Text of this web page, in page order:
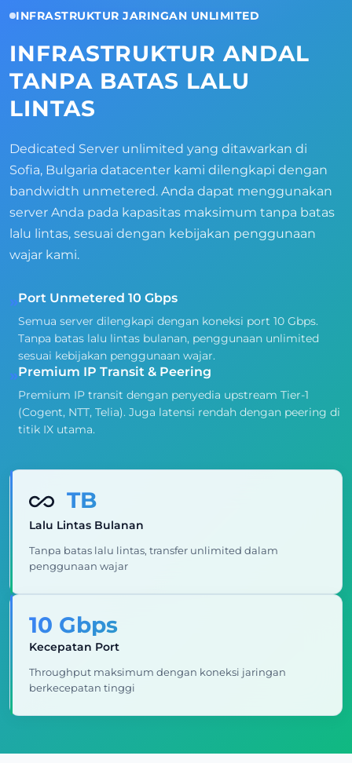
INFRASTRUKTUR JARINGAN UNLIMITED
INFRASTRUKTUR ANDAL
TANPA BATAS LALU
LINTAS
Dedicated Server unlimited yang ditawarkan di
Sofia, Bulgaria datacenter kami dilengkapi dengan
bandwidth unmetered. Anda dapat menggunakan
server Anda pada kapasitas maksimum tanpa batas
lalu lintas, sesuai dengan kebijakan penggunaan
wajar kami.
»Port Unmetered 10 Gbps
Semua server dilengkapi dengan koneksi port 10 Gbps.
Tanpa batas lalu lintas bulanan, penggunaan unlimited
sesuai kebijakan penggunaan wajar.
»Premium IP Transit & Peering
Premium IP transit dengan penyedia upstream Tier-1
(Cogent, NTT, Telia). Juga latensi rendah dengan peering di
titik IX utama.
TB
Lalu Lintas Bulanan
Tanpa batas lalu lintas, transfer unlimited dalam
penggunaan wajar
10 Gbps
Kecepatan Port
Throughput maksimum dengan koneksi jaringan
berkecepatan tinggi